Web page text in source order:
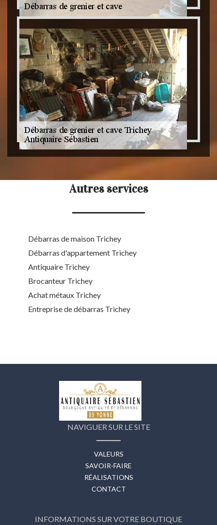
Autres services
Débarras de maison Trichey
Débarras d'appartement Trichey
Antiquaire Trichey
Brocanteur Trichey
Achat métaux Trichey
Entreprise de débarras Trichey
NAVIGUER SUR LE SITE
VALEURS
SAVOIR-FAIRE
RÉALISATIONS
CONTACT
INFORMATIONS SUR VOTRE BOUTIQUE